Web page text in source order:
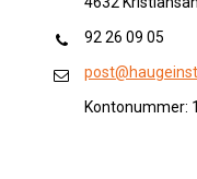
92 26 09 05
Kontonummer: